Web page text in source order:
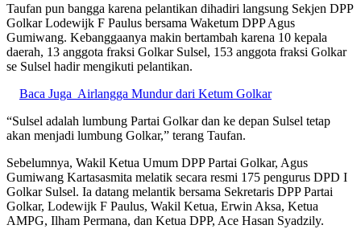
Taufan pun bangga karena pelantikan dihadiri langsung Sekjen DPP
Golkar Lodewijk F Paulus bersama Waketum DPP Agus
Gumiwang. Kebanggaanya makin bertambah karena 10 kepala
daerah, 13 anggota fraksi Golkar Sulsel, 153 anggota fraksi Golkar
se Sulsel hadir mengikuti pelantikan.
Baca Juga Airlangga Mundur dari Ketum Golkar
“Sulsel adalah lumbung Partai Golkar dan ke depan Sulsel tetap
akan menjadi lumbung Golkar,” terang Taufan.
Sebelumnya, Wakil Ketua Umum DPP Partai Golkar, Agus
Gumiwang Kartasasmita melatik secara resmi 175 pengurus DPD I
Golkar Sulsel. Ia datang melantik bersama Sekretaris DPP Partai
Golkar, Lodewijk F Paulus, Wakil Ketua, Erwin Aksa, Ketua
AMPG, Ilham Permana, dan Ketua DPP, Ace Hasan Syadzily.